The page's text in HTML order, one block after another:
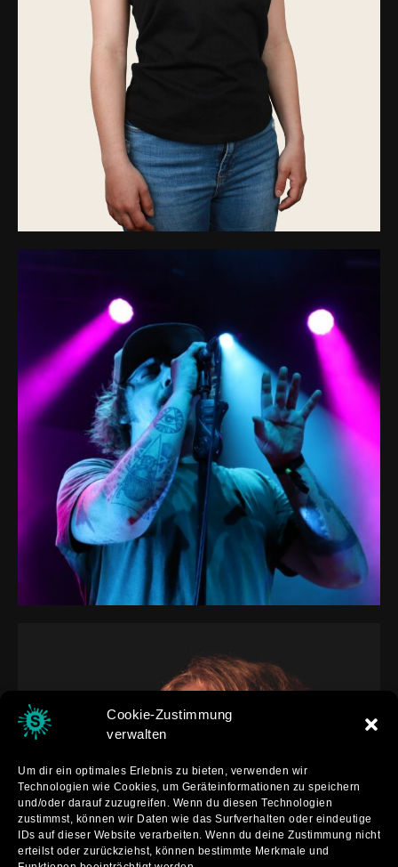
Cookie-Zustimmung
verwalten
Um dir ein optimales Erlebnis zu bieten, verwenden wir
Technologien wie Cookies, um Geräteinformationen zu speichern
und/oder darauf zuzugreifen. Wenn du diesen Technologien
zustimmst, können wir Daten wie das Surfverhalten oder eindeutige
IDs auf dieser Website verarbeiten. Wenn du deine Zustimmung nicht
erteilst oder zurückziehst, können bestimmte Merkmale und